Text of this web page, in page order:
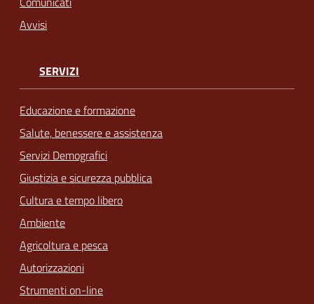
Avvisi
SERVIZI
Educazione e formazione
Salute, benessere e assistenza
Servizi Demografici
Giustizia e sicurezza pubblica
Cultura e tempo libero
Ambiente
Agricoltura e pesca
Autorizzazioni
Strumenti on-line